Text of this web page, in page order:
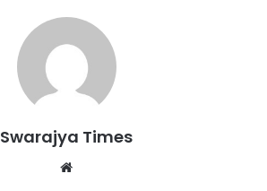
Swarajya Times